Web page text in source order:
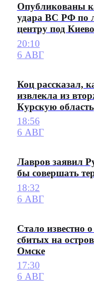
Опубликованы
удара ВС РФ по
центру под
20:10
6 АВГ
Коц рассказал,
извлекла из
Курскую область
18:56
6 АВГ
Лавров заявил
бы совершать
18:32
6 АВГ
Стало известно
сбитых на
Омске
17:30
6 АВГ